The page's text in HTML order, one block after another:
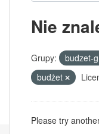
Nie
Grupy: budzet-
budżet
Please try